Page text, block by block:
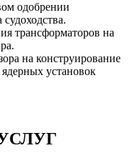
одобрении
трансформаторов на
на конструирование
установок